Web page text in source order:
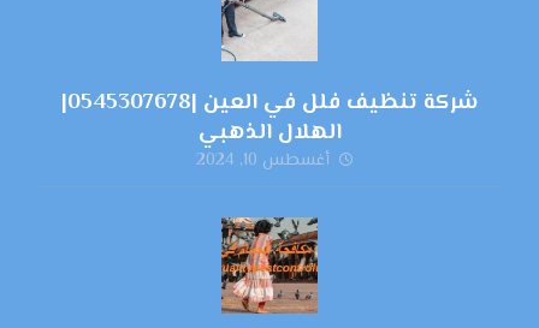
شركة تنظيف فلل في العين |0545307678|
الهلال الذهبي
أغسطس 10, 2024